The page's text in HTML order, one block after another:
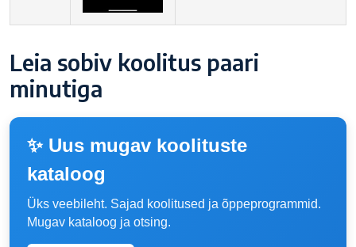
Leia sobiv koolitus paari
minutiga
✨ Uus mugav koolituste
kataloog
Üks veebileht. Sajad koolitused ja õppeprogrammid.
Mugav kataloog ja otsing.